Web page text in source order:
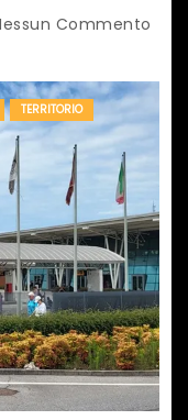
Commento
TERRITORIO